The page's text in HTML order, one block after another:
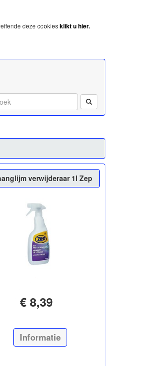
deze cookiesklikt u hier.
verwijderaar 1l Zep
€ 8,39
Informatie